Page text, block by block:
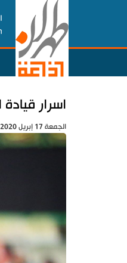
اسرار
الجمعة 17 إبريل 2020 - 18:41 بتوقيت طهران